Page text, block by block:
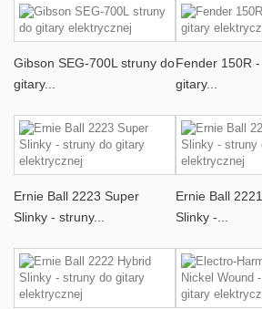
Gibson SEG-700L struny do
gitary...
Fender 150R
gitary...
Ernie Ball 2223 Super
Slinky - struny...
Ernie Ball
Slinky -...